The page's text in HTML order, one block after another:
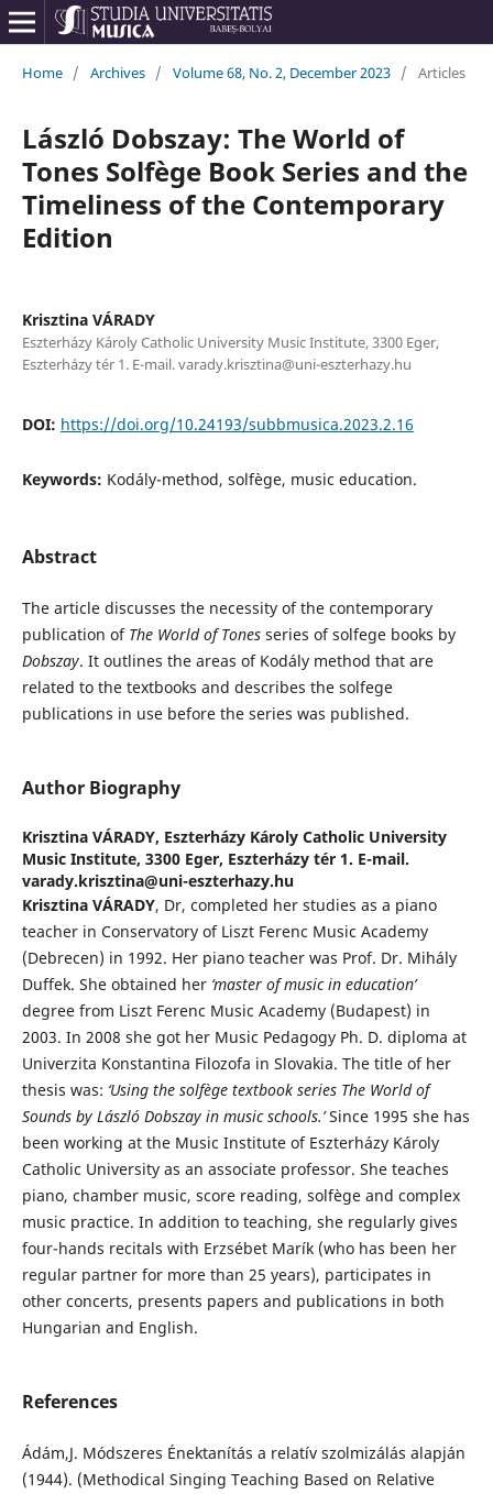
Home / Archives / Volume 68, No. 2, December 2023 / Articles
László Dobszay: The World of
Tones Solfège Book Series and the
Timeliness of the Contemporary
Edition
Krisztina VÁRADY
Eszterházy Károly Catholic University Music Institute, 3300 Eger,
Eszterházy tér 1. E-mail. varady.krisztina@uni-eszterhazy.hu
DOI: https://doi.org/10.24193/subbmusica.2023.2.16
Keywords: Kodály-method, solfège, music education.
Abstract
The article discusses the necessity of the contemporary
publication of The World ofTones series of solfege books by
Dobszay. It outlines the areas of Kodály method that are
related to the textbooks and describes the solfege
publications in use before the series was published.
Author Biography
Krisztina VÁRADY, Eszterházy Károly Catholic University
Music Institute, 3300 Eger, Eszterházy tér 1. E-mail.
varady.krisztina@uni-eszterhazy.hu
Krisztina VÁRADY, Dr, completed her studies as a piano
teacher in Conservatory of Liszt Ferenc Music Academy
(Debrecen) in 1992. Her piano teacher was Prof. Dr. Mihály
Duffek. She obtained her ‘master of music in education’
degree from Liszt Ferenc Music Academy (Budapest) in
2003. In 2008 she got her Music Pedagogy Ph. D. diploma at
Univerzita Konstantina Filozofa in Slovakia. The title of her
thesis was: ‘Using the solfège textbook series The World of
Sounds by László Dobszay in music schools.’Since 1995 she has
been working at the Music Institute of Eszterházy Károly
Catholic University as an associate professor. She teaches
piano, chamber music, score reading, solfège and complex
music practice. In addition to teaching, she regularly gives
four-hands recitals with Erzsébet Marík (who has been her
regular partner for more than 25 years), participates in
other concerts, presents papers and publications in both
Hungarian and English.
References
Ádám,J. Módszeres Énektanítás a relatív szolmizálás alapján
(1944). (Methodical Singing Teaching Based on Relative